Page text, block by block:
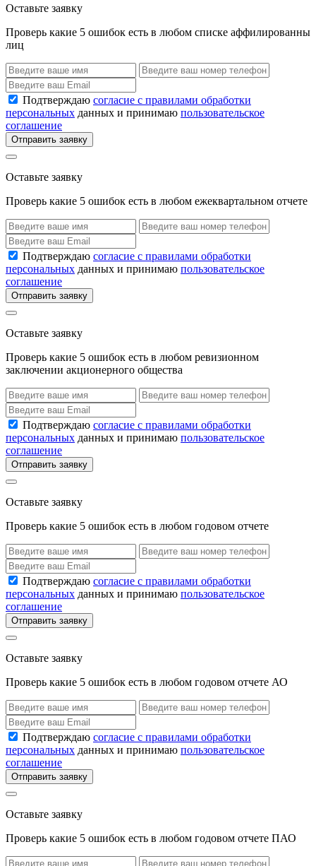
Оставьте заявку
Проверь какие 5 ошибок есть в любом списке аффилированны
лиц
Подтверждаю согласие с правилами обработки
персональных данных и принимаю пользовательское
соглашение
Отправить заявку
Оставьте заявку
Проверь какие 5 ошибок есть в любом ежеквартальном отчете
Подтверждаю согласие с правилами обработки
персональных данных и принимаю пользовательское
соглашение
Отправить заявку
Оставьте заявку
Проверь какие 5 ошибок есть в любом ревизионном
заключении акционерного общества
Подтверждаю согласие с правилами обработки
персональных данных и принимаю пользовательское
соглашение
Отправить заявку
Оставьте заявку
Проверь какие 5 ошибок есть в любом годовом отчете
Подтверждаю согласие с правилами обработки
персональных данных и принимаю пользовательское
соглашение
Отправить заявку
Оставьте заявку
Проверь какие 5 ошибок есть в любом годовом отчете АО
Подтверждаю согласие с правилами обработки
персональных данных и принимаю пользовательское
соглашение
Отправить заявку
Оставьте заявку
Проверь какие 5 ошибок есть в любом годовом отчете ПАО